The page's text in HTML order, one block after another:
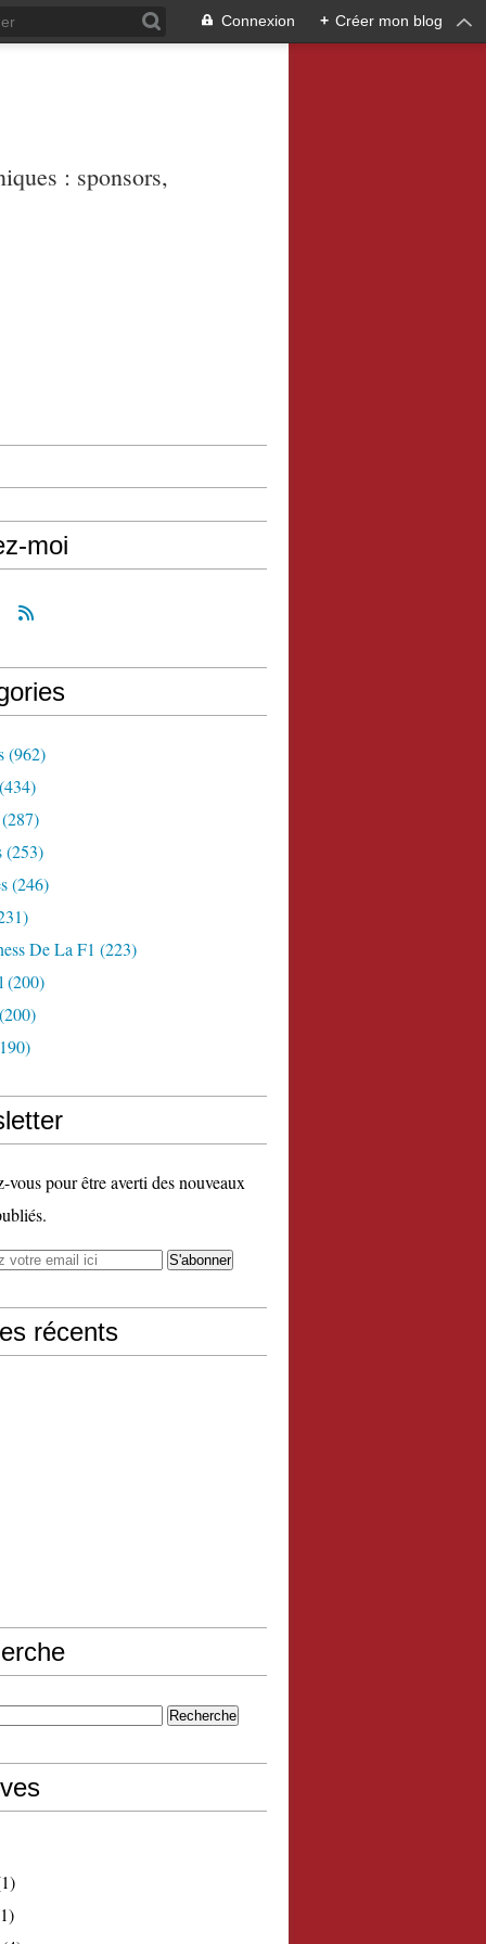
Connexion + Créer mon blog
: sponsors,
moi
(962)
(253)
(246)
De La F1 (223)
(200)
vous pour être averti des nouveaux
récents